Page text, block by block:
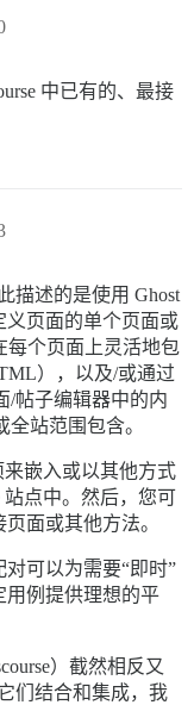
中已有的、最接
描述的是使用 Ghost
义页面的单个页面或
每个页面上灵活地包
），以及/或通过
/帖子编辑器中的内
站范围包含。
来嵌入或以其他方式
站点中。然后，您可
面或其他方法。
对可以为需要“即时”
用例提供理想的平
）截然相反又
们结合和集成，我